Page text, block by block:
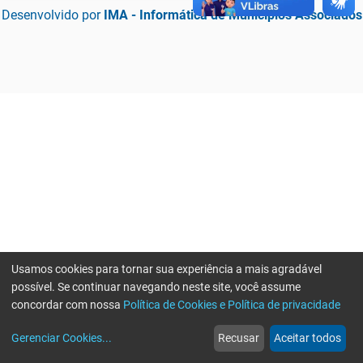
Desenvolvido por IMA - Informática de Municípios Associados
web
Notícias
more_horiz
Mais
Usamos cookies para tornar sua experiência a mais agradável
possível. Se continuar navegando neste site, você assume
concordar com nossa Política de Cookies e Política de privacidade
Gerenciar Cookies... Recusar Aceitar todos
Erro ao enviar informações, por favor tente novamente